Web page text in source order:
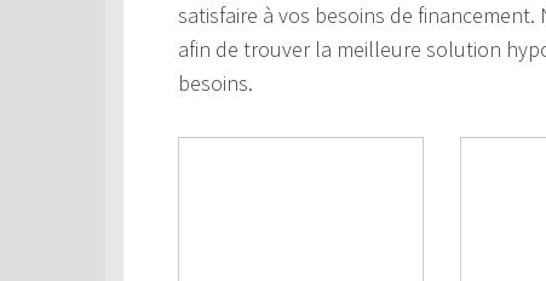
satisfaire à vos besoins de
afin de trouver la meilleure solution
besoins.